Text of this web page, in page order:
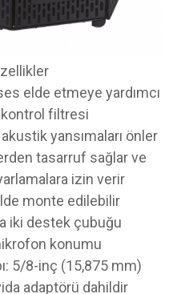
elde etmeye yardımcı
filtresi
yansımaları önler
tasarruf sağlar ve
izin verir
monte edilebilir
iki destek çubuğu
konumu
5/8-inç (15,875 mm)
adaptörü dahildir